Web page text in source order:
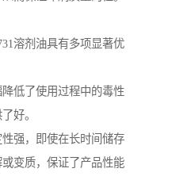
溶剂油具有多项显著优
低了使用过程中的毒性
好。
强，即使在长时间储存
变质，保证了产品性能